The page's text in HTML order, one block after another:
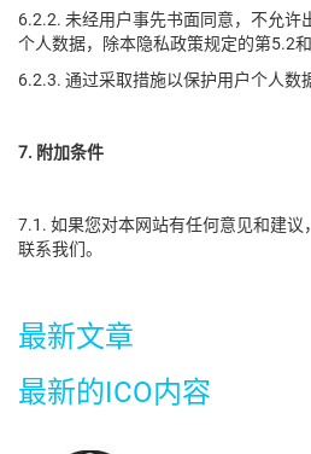
6.2.2. 未经用户事先书面同意，不允许
个人数据，除本隐私政策规定的第5.2
6.2.3. 通过采取措施以保护用户个人数
7. 附加条件
7.1. 如果您对本网站有任何意见和建议
联系我们。
最新文章
最新的ICO内容